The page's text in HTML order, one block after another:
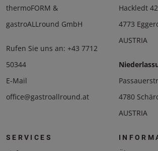
thermoFORM &
gastroALLround GmbH
Rufen Sie uns an: +43 7712
50344
E-Mail
office@gastroallround.at
Hackledt 42
4773
AUSTRIA
4780
AUSTRIA
SERVICES